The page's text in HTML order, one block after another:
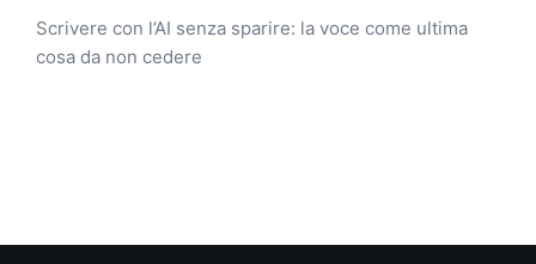
Scrivere con l’AI senza sparire: la voce come ultima
cosa da non cedere